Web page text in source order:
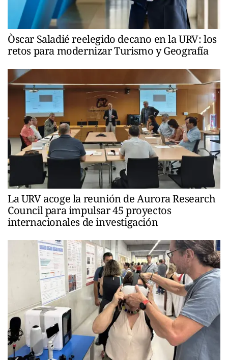
Òscar Saladié reelegido decano en la URV: los
retos para modernizar Turismo y Geografía
La URV acoge la reunión de Aurora Research
Council para impulsar 45 proyectos
internacionales de investigación